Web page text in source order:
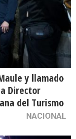
y llamado
Director
del Turismo
NACIONAL